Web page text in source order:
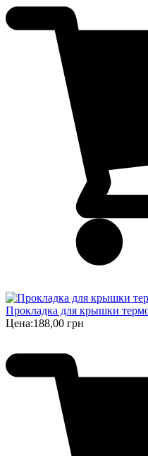
Прокладка для крышки
Цена:188,00 грн